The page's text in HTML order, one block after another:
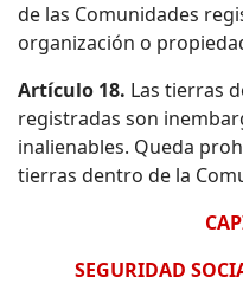
de las Comunidades
organización o
Artículo 18. Las tierras
registradas son
inalienables. Queda
tierras dentro de la
SEGURIDAD